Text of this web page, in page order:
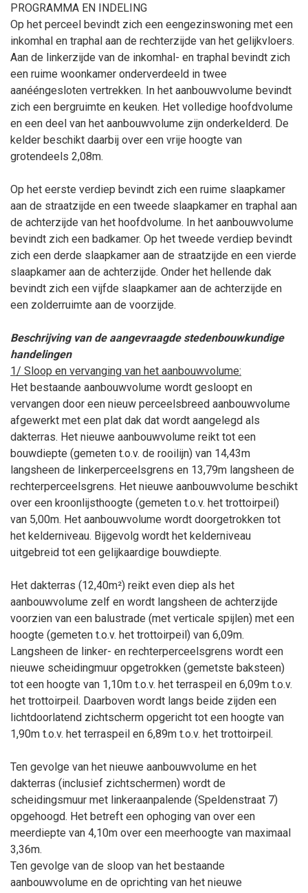
PROGRAMMA EN INDELING
Op het perceel bevindt zich een eengezinswoning met een
inkomhal en traphal aan de rechterzijde van het gelijkvloers.
Aan de linkerzijde van de inkomhal- en traphal bevindt zich
een ruime woonkamer onderverdeeld in twee
aanééngesloten vertrekken. In het aanbouwvolume bevindt
zich een bergruimte en keuken. Het volledige hoofdvolume
en een deel van het aanbouwvolume zijn onderkelderd. De
kelder beschikt daarbij over een vrije hoogte van
grotendeels 2,08m.
Op het eerste verdiep bevindt zich een ruime slaapkamer
aan de straatzijde en een tweede slaapkamer en traphal aan
de achterzijde van het hoofdvolume. In het aanbouwvolume
bevindt zich een badkamer. Op het tweede verdiep bevindt
zich een derde slaapkamer aan de straatzijde en een vierde
slaapkamer aan de achterzijde. Onder het hellende dak
bevindt zich een vijfde slaapkamer aan de achterzijde en
een zolderruimte aan de voorzijde.
Beschrijving van de aangevraagde stedenbouwkundige
handelingen
1/ Sloop en vervanging van het aanbouwvolume:
Het bestaande aanbouwvolume wordt gesloopt en
vervangen door een nieuw perceelsbreed aanbouwvolume
afgewerkt met een plat dak dat wordt aangelegd als
dakterras. Het nieuwe aanbouwvolume reikt tot een
bouwdiepte (gemeten t.o.v. de rooilijn) van 14,43m
langsheen de linkerperceelsgrens en 13,79m langsheen de
rechterperceelsgrens. Het nieuwe aanbouwvolume beschikt
over een kroonlijsthoogte (gemeten t.o.v. het trottoirpeil)
van 5,00m. Het aanbouwvolume wordt doorgetrokken tot
het kelderniveau. Bijgevolg wordt het kelderniveau
uitgebreid tot een gelijkaardige bouwdiepte.
Het dakterras (12,40m²) reikt even diep als het
aanbouwvolume zelf en wordt langsheen de achterzijde
voorzien van een balustrade (met verticale spijlen) met een
hoogte (gemeten t.o.v. het trottoirpeil) van 6,09m.
Langsheen de linker- en rechterperceelsgrens wordt een
nieuwe scheidingmuur opgetrokken (gemetste baksteen)
tot een hoogte van 1,10m t.o.v. het terraspeil en 6,09m t.o.v.
het trottoirpeil. Daarboven wordt langs beide zijden een
lichtdoorlatend zichtscherm opgericht tot een hoogte van
1,90m t.o.v. het terraspeil en 6,89m t.o.v. het trottoirpeil.
Ten gevolge van het nieuwe aanbouwvolume en het
dakterras (inclusief zichtschermen) wordt de
scheidingsmuur met linkeraanpalende (Speldenstraat 7)
opgehoogd. Het betreft een ophoging van over een
meerdiepte van 4,10m over een meerhoogte van maximaal
3,36m.
Ten gevolge van de sloop van het bestaande
aanbouwvolume en de oprichting van het nieuwe